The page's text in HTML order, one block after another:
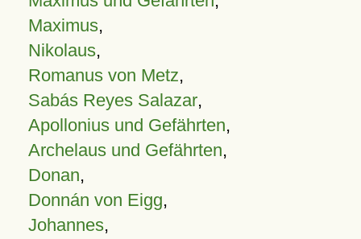
Maximus,
Nikolaus,
Romanus von Metz,
Sabás Reyes Salazar,
Apollonius und Gefährten,
Archelaus und Gefährten,
Donan,
Donnán von Eigg,
Johannes,